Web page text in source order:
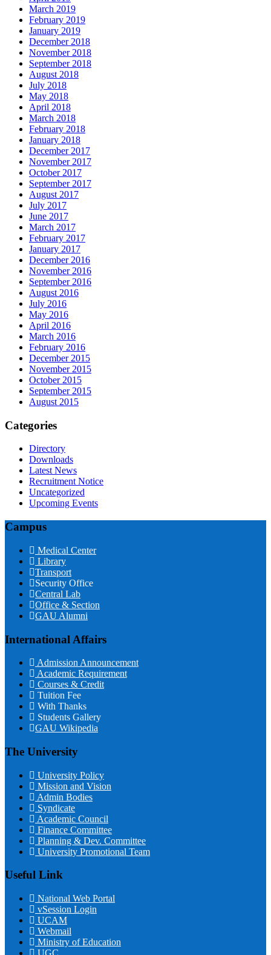
March 2019
February 2019
January 2019
December 2018
November 2018
September 2018
August 2018
July 2018
May 2018
April 2018
March 2018
February 2018
January 2018
December 2017
November 2017
October 2017
September 2017
August 2017
July 2017
June 2017
March 2017
February 2017
January 2017
December 2016
November 2016
September 2016
August 2016
July 2016
May 2016
April 2016
March 2016
February 2016
December 2015
November 2015
October 2015
September 2015
August 2015
Categories
Directory
Downloads
Latest News
Recruitment Notice
Uncategorized
Upcoming Events
Campus
Medical Center
Library
Transport
Security Office
Central Lab
Office & Section
GAU Alumni
International Affairs
Admission Announcement
Academic Requirement
Courses & Credit
Tuition Fee
With Thanks
Students Gallery
GAU Wikipedia
The University
University Policy
Mission and Vision
Admin Bodies
Syndicate
Academic Council
Finance Committee
Planning & Dev. Committee
University Promotional Team
Useful Link
National Web Portal
vSession Login
UCAM
Webmail
Ministry of Education